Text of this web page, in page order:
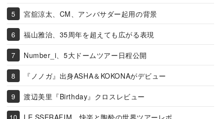
宮舘涼太、CM、アンバサダー起用の背景
福山雅治、35周年を超えても広がる表現
Number_i、5大ドームツアー日程公開
『ノノガ』出身ASHA＆KOKONAがデビュー
渡辺美里『Birthday』クロスレビュー
LE SSERAFIM、快楽と陶酔の世界ツアーレポ